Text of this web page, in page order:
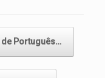
Português…